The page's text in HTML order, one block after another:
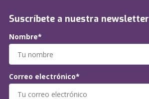
Suscríbete a nuestra newsletter
Nombre*
Correo electrónico*